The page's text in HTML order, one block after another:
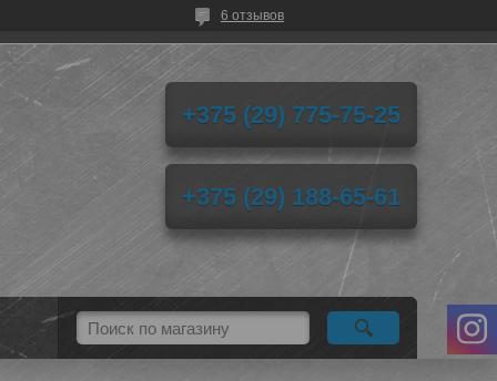
6 отзывов
+375 (29) 775-75-25
+375 (29) 188-65-61